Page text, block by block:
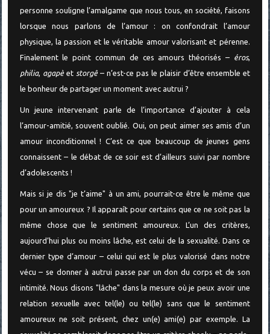
personne souligne l’amalgame que nous tous, en société, faisons
lorsque nous parlons de l’amour : on confondrait l’amour
physique, la passion et le véritable amour valorisant et pérenne.
Finalement le point commun de ces amours théorisés – éros,
philia, agapèet storgê– n’est-ce pas le plaisir d’être ensemble et
le bonheur de partager un moment avec autrui ?
Un jeune intervenant parle de l’importance d’ajouter à cela
l’amour-amitié, souvent oublié. Oui, on peut aimer ses amis d’un
amour inconditionnel ! C’est ce que beaucoup de jeunes gens
connaissent – le débat de ce soir est d’ailleurs suivi par nombre
d’adolescents !
Mais si je dis "je t’aime" à un ami, pourrait-ce être le même que
pour un amoureux ? Il apparaît pour certains que ce ne soit pas la
même chose que le sentiment amoureux. L’un des critères,
aujourd’hui plus ou moins lâche, est celui de la sexualité. Dans ce
dernier type d’amour – celui qui est le plus valorisé dans notre
vécu – se donner à autrui passe par un don du corps et de son
intimité. Nous disons "lâche" dans la mesure où je peux avoir une
relation sexuelle avec tel(le) ou tel(le) sans que le sentiment
amoureux ne soit présent, chez un(e) ami(e) par exemple. La